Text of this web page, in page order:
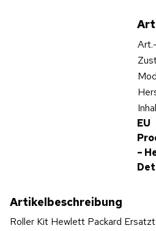
EU
–
Artikelbeschreibung
Roller Kit Hewlett Packard